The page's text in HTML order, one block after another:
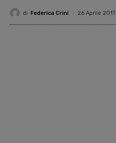
di Federica Crini 26 Aprile 2017